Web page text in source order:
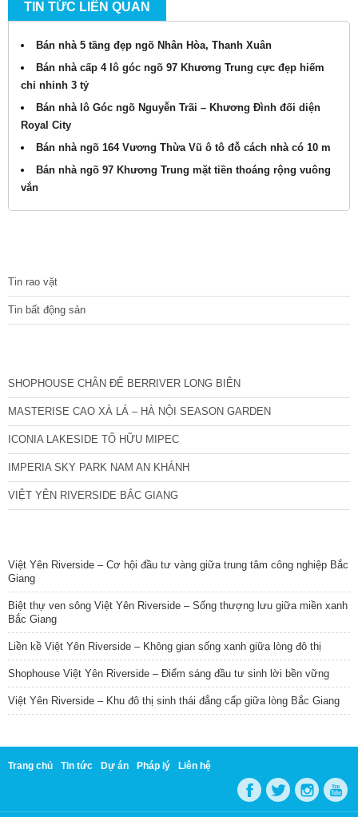
TIN TỨC LIÊN QUAN
Bán nhà 5 tầng đẹp ngõ Nhân Hòa, Thanh Xuân
Bán nhà cấp 4 lô góc ngõ 97 Khương Trung cực đẹp hiếm
chỉ nhỉnh 3 tỷ
Bán nhà lô Góc ngõ Nguyễn Trãi – Khương Đình đối diện
Royal City
Bán nhà ngõ 164 Vương Thừa Vũ ô tô đỗ cách nhà có 10 m
Bán nhà ngõ 97 Khương Trung mặt tiền thoáng rộng vuông
vắn
Tin rao vặt
Tin bất động sản
SHOPHOUSE CHÂN ĐẾ BERRIVER LONG BIÊN
MASTERISE CAO XÀ LÁ – HÀ NỘI SEASON GARDEN
ICONIA LAKESIDE TỐ HỮU MIPEC
IMPERIA SKY PARK NAM AN KHÁNH
VIỆT YÊN RIVERSIDE BẮC GIANG
Việt Yên Riverside – Cơ hội đầu tư vàng giữa trung tâm công nghiệp Bắc
Giang
Biệt thự ven sông Việt Yên Riverside – Sống thượng lưu giữa miền xanh
Bắc Giang
Liền kề Việt Yên Riverside – Không gian sống xanh giữa lòng đô thị
Shophouse Việt Yên Riverside – Điểm sáng đầu tư sinh lời bền vững
Việt Yên Riverside – Khu đô thị sinh thái đẳng cấp giữa lòng Bắc Giang
Trang chủ Tin tức Dự án Pháp lý Liên hệ